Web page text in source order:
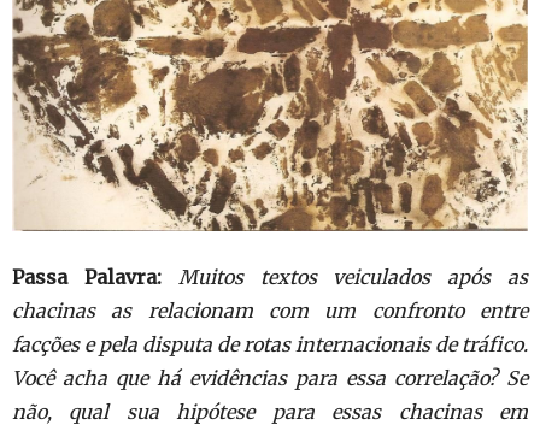
Passa Palavra:
Muitos textos veiculados após as
chacinas as relacionam com um confronto entre
facções e pela disputa de rotas internacionais de tráfico.
Você acha que há evidências para essa correlação? Se
não, qual sua hipótese para essas chacinas em